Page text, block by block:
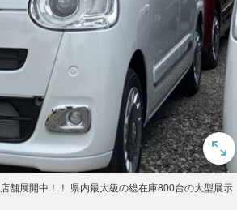
舗展開中！！ 県内最大級の総在庫800台の大型展示